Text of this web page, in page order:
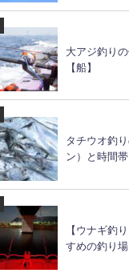
タコエギの
イカ泳がせ
大アジ釣り